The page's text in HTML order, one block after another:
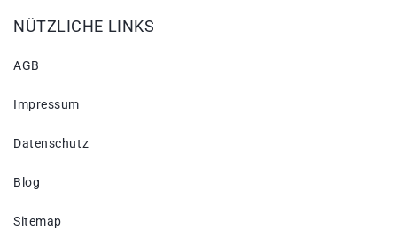
NÜTZLICHE LINKS
AGB
Impressum
Datenschutz
Blog
Sitemap